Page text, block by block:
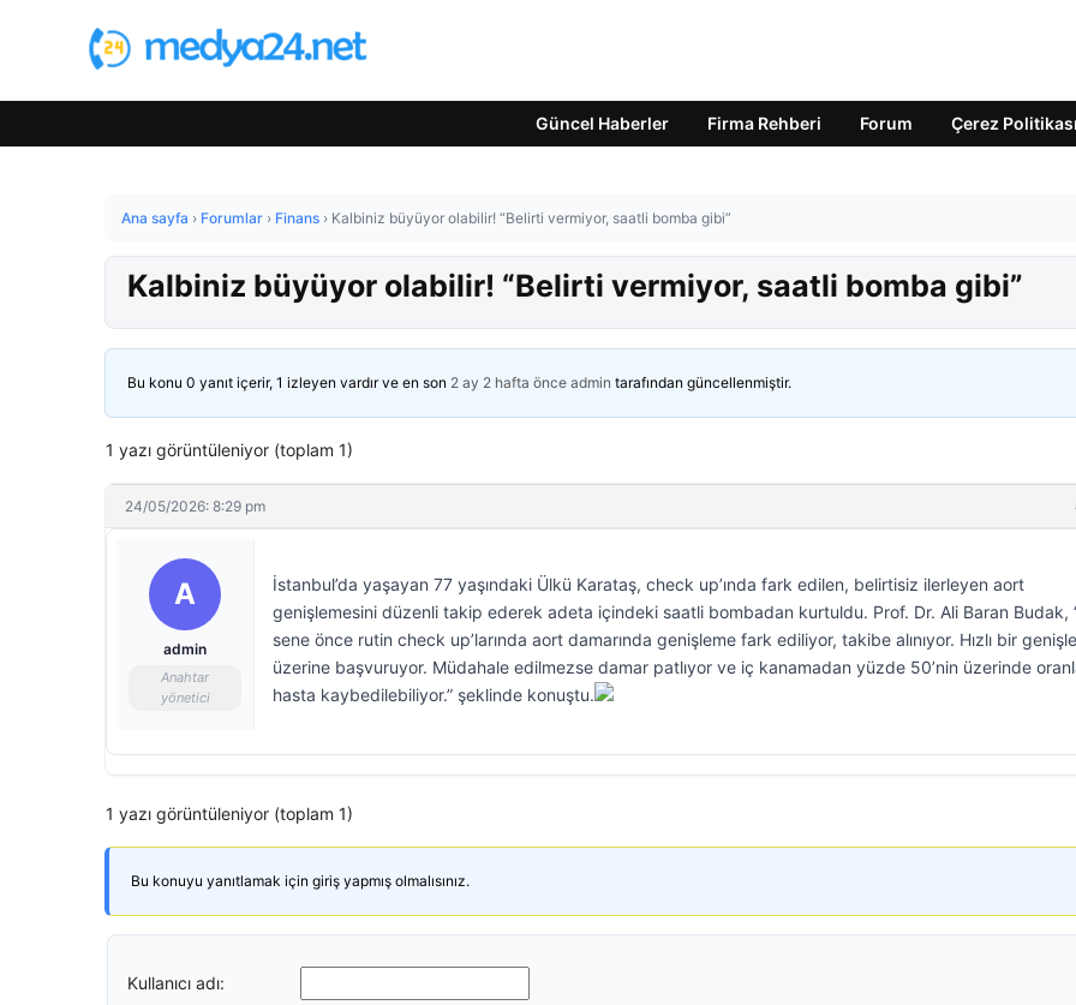
Güncel Haberler Firma Rehberi Forum Çerez Politikası
Ana sayfa › Forumlar › Finans › Kalbiniz büyüyor olabilir! “Belirti vermiyor, saatli bomba gibi”
Kalbiniz büyüyor olabilir! “Belirti vermiyor, saatli bomba gibi”
Bu konu 0 yanıt içerir, 1 izleyen vardır ve en son 2 ay 2 hafta önce admin tarafından güncellenmiştir.
1 yazı görüntüleniyor (toplam 1)
24/05/2026: 8:29 pm
A
admin
Anahtar
yönetici
İstanbul’da yaşayan 77 yaşındaki Ülkü Karataş, check up’ında fark edilen, belirtisiz ilerleyen aort
genişlemesini düzenli takip ederek adeta içindeki saatli bombadan kurtuldu. Prof. Dr. Ali Baran Budak,
sene önce rutin check up’larında aort damarında genişleme fark ediliyor, takibe alınıyor. Hızlı bir
üzerine başvuruyor. Müdahale edilmezse damar patlıyor ve iç kanamadan yüzde 50’nin üzerinde
hasta kaybedilebiliyor.” şeklinde konuştu.
1 yazı görüntüleniyor (toplam 1)
Bu konuyu yanıtlamak için giriş yapmış olmalısınız.
Kullanıcı adı: